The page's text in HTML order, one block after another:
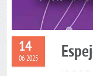
14
06 2025